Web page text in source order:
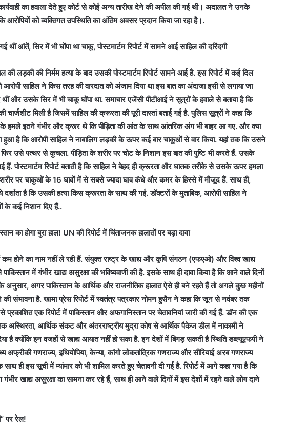
का हवाला देते हुए कोर्ट से कोई अन्य तारीख देने की अपील की गई थी। अदालत ने उनके
आरोपियों को व्यक्तिगत उपस्थिति का अंतिम अवसर प्रदान किया जा रहा है।.
थीं आंतें, सिर में भी घोंपा था चाकू, पोस्टमार्टम रिपोर्ट में सामने आई साहिल की दरिंदगी
लड़की की निर्मम हत्या के बाद उसकी पोस्टमार्टम रिपोर्ट सामने आई है. इस रिपोर्ट में कई दिल
साहिल ने किस तरह की वारदात को अंजाम दिया था इस बात का अंदाजा इसी से लगाया जा
और उसके सिर में भी चाकू घोंपा था. समाचार एजेंसी पीटीआई ने सूत्रों के हवाले से बताया है कि
मिली है जिसमें साहिल की क्रूरता की पूरी दास्तां बताई गई है. पुलिस सूत्रों ने कहा कि
के हमले इतने गंभीर और क्रूर थे कि पीड़िता की आंत के साथ आंतरिक अंग भी बाहर आ गए. और क्या
हुआ है कि आरोपी साहिल ने नाबालिग लड़की के ऊपर कई बार चाकुओं से वार किया. यहां तक कि उसने
फिर उसे पत्थर से कुचला. पीड़िता के शरीर पर चोट के निशान इस बात की पुष्टि भी करते हैं. उसके
हैं. पोस्टमार्टम रिपोर्ट बताती है कि साहिल ने बेहद ही क्रूरता और घातक तरीके से उसके ऊपर हमला
शरीर पर चाकुओं के 16 घावों में से सबसे ज्यादा घाव कंधे और कमर के हिस्से में मौजूद हैं. साथ ही,
है कि उसकी हत्या किस क्रूरता के साथ की गई. डॉक्टरों के मुताबिक, आरोपी साहिल ने
के कई निशान दिए हैं..
का होगा बुरा हाल! UN की रिपोर्ट में चिंताजनक हालातों पर बड़ा दावा
होने का नाम नहीं ले रही हैं. संयुक्त राष्ट्र के खाद्य और कृषि संगठन (एफएओ) और विश्व खाद्य
में गंभीर खाद्य असुरक्षा की भविष्यवाणी की है. इसके साथ ही दावा किया है कि आने वाले दिनों
के अनुसार, अगर पाकिस्तान के आर्थिक और राजनीतिक हालात ऐसे ही बने रहते हैं तो अगले कुछ महीनों
की संभावना है. खामा प्रेस रिपोर्ट में स्वतंत्र पत्रकार नोमन हुसैन ने कहा कि जून से नवंबर तक
एक रिपोर्ट में पाकिस्तान और अफगानिस्तान पर चेतावनियां जारी की गई हैं. डॉन की एक
अस्थिरता, आर्थिक संकट और अंतरराष्ट्रीय मुद्रा कोष से आर्थिक पैकेज डील में नाकामी ने
है क्योंकि इन वजहों से खाद्य आयात नहीं हो सका है. इन देशों में बिगड़ सकती है स्थिति डब्ल्यूएफपी ने
अफ्रीकी गणराज्य, इथियोपिया, केन्या, कांगो लोकतांत्रिक गणराज्य और सीरियाई अरब गणराज्य
ही इस सूची में म्यांमार को भी शामिल करते हुए चेतावनी दी गई है. रिपोर्ट में आगे कहा गया है कि
खाद्य असुरक्षा का सामना कर रहे हैं, साथ ही आने वाले दिनों में इस देशों में रहने वाले लोग दाने
पर रेल!